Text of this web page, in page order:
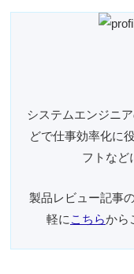
システムエンジニ
どで仕事効率化に
フトなど
製品レビュー記事
軽にこちらから